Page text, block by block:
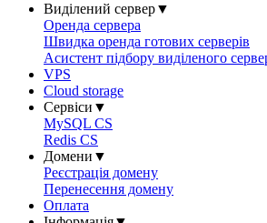
Виділений сервер▼
Оренда сервера
Швидка оренда готових серверів
Асистент підбору виділеного
VPS
Cloud storage
Сервіси ▼
MySQL CS
Redis CS
Домени ▼
Реєстрація домену
Перенесення домену
Оплата